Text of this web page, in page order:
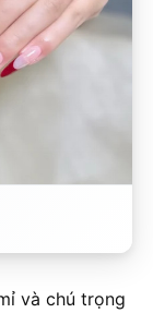
và chú trọng